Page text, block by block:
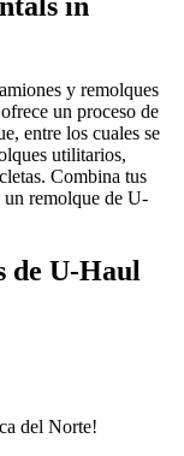
y remolques
ofrece un proceso de
entre los cuales se
utilitarios,
Combina tus
remolque de U-
de U-Haul
del Norte!